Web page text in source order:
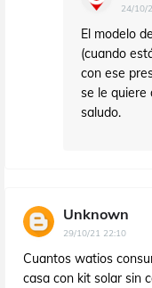
24/10/
El modelo
(cuando
con ese
se le quiere
saludo.
Unknown
29/10/21 22:10
Cuantos watios
casa con kit solar sin